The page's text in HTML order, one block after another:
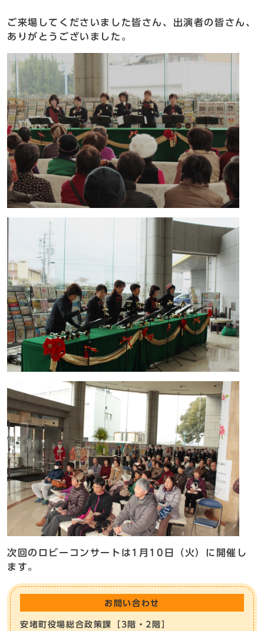
ご来場してくださいました皆さん、出演者の皆さん、
ありがとうございました。
次回のロビーコンサートは1月10日（火）に開催し
ます。
お問い合わせ
安堵町役場総合政策課［3階・2階］